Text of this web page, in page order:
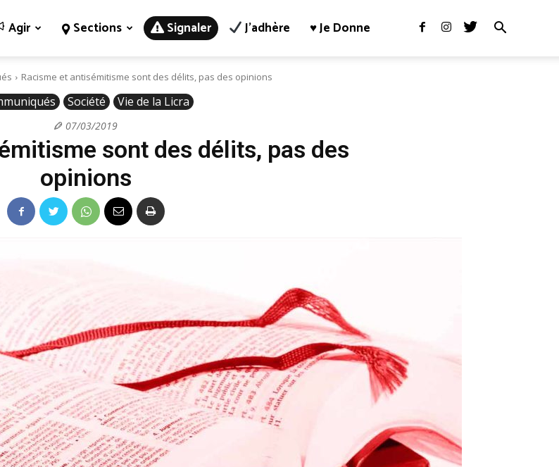
Agir Sections Signaler J’adhère ♥ Je Donne
Racisme et antisémitisme sont des délits, pas des opinions
Société Vie de la Licra
07/03/2019
sont des délits, pas des
opinions